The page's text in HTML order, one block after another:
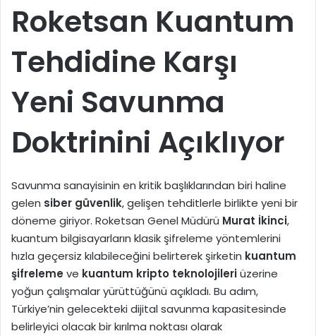
e
k
Roketsan Kuantum
Tehdidine Karşı
Yeni Savunma
Doktrinini Açıklıyor
Savunma sanayisinin en kritik başlıklarından biri haline
gelen siber güvenlik, gelişen tehditlerle birlikte yeni bir
döneme giriyor. Roketsan Genel Müdürü Murat İkinci,
kuantum bilgisayarların klasik şifreleme yöntemlerini
hızla geçersiz kılabileceğini belirterek şirketin kuantum
şifrelemeve kuantum kripto teknolojileriüzerine
yoğun çalışmalar yürüttüğünü açıkladı. Bu adım,
Türkiye’nin gelecekteki dijital savunma kapasitesinde
belirleyici olacak bir kırılma noktası olarak